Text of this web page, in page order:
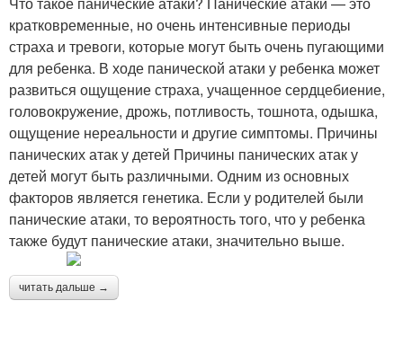
кратковременные, но очень интенсивные периоды
страха и тревоги, которые могут быть очень пугающими
для ребенка. В ходе панической атаки у ребенка может
развиться ощущение страха, учащенное сердцебиение,
головокружение, дрожь, потливость, тошнота, одышка,
ощущение нереальности и другие симптомы. Причины
панических атак у детей Причины панических атак у
детей могут быть различными. Одним из основных
факторов является генетика. Если у родителей были
панические атаки, то вероятность того, что у ребенка
также будут панические атаки, значительно выше.
читать дальше →